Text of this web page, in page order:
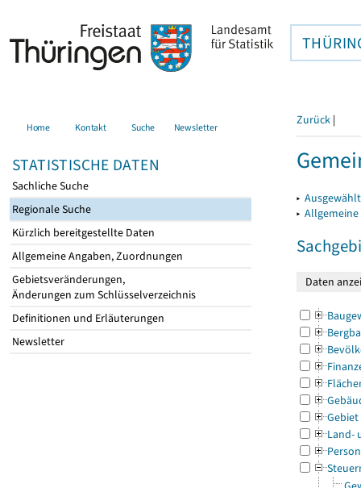
Home Kontakt Suche Newsletter
STATISTISCHE DATEN
Sachliche Suche
Regionale Suche
Kürzlich bereitgestellte Daten
Allgemeine Angaben, Zuordnungen
Gebietsveränderungen,
Änderungen zum Schlüsselverzeichnis
Definitionen und Erläuterungen
Newsletter
Zurück |
▸
▸
Gebiet
Land-